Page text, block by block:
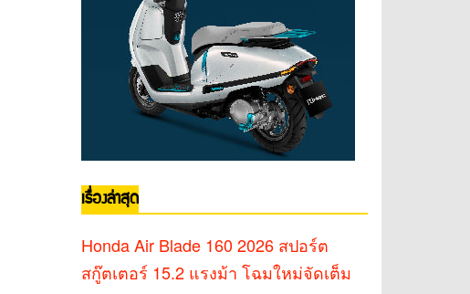
เรื่องล่าสุด
Honda Air Blade 160 2026 สปอร์ต
สกู๊ตเตอร์ 15.2 แรงม้า โฉมใหม่จัดเต็ม